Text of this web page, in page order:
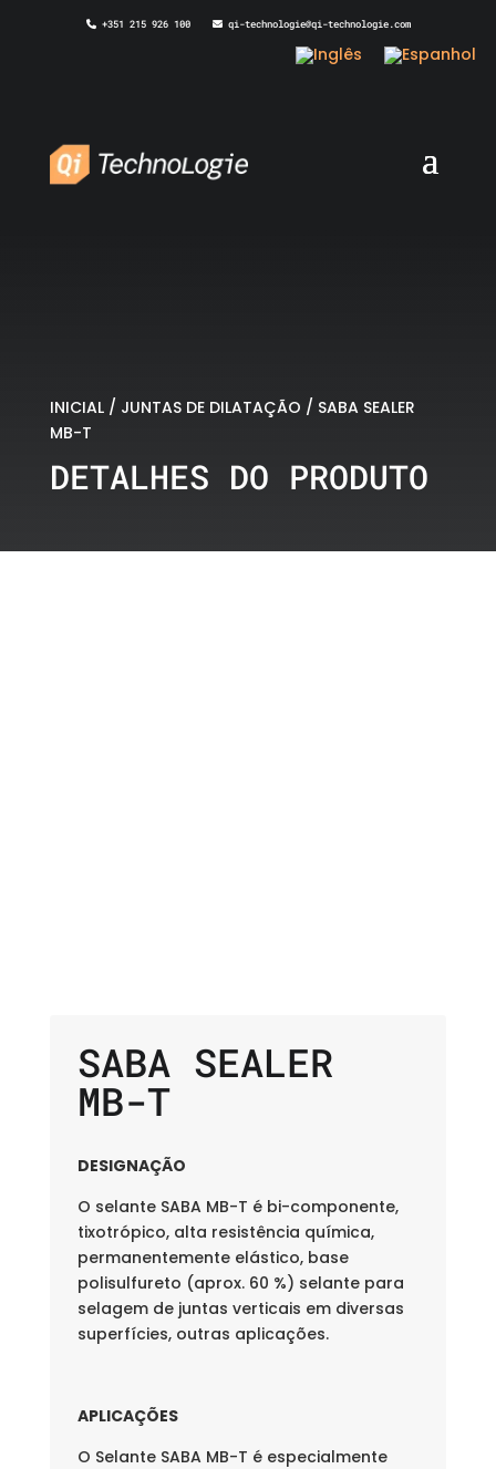
+351 215 926 100 qi-technologie@qi-technologie.com
INICIAL/ JUNTAS DE DILATAÇÃO / SABA SEALER
MB-T
DETALHES DO PRODUTO
SABA SEALER
MB-T
DESIGNAÇÃO
O selante SABA MB-T é bi-componente,
tixotrópico, alta resistência química,
permanentemente elástico, base
polisulfureto (aprox. 60 %) selante para
selagem de juntas verticais em diversas
superfícies, outras aplicações.
APLICAÇÕES
O Selante SABA MB-T é especialmente